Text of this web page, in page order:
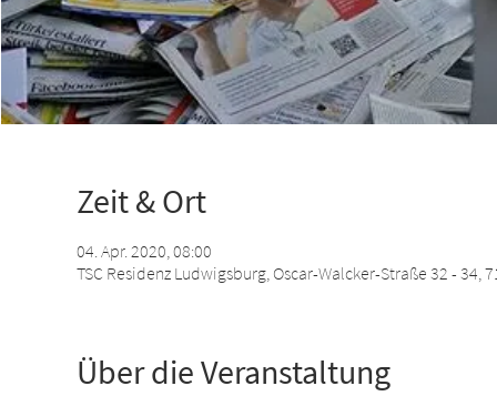
Zeit & Ort
04. Apr. 2020, 08:00
TSC Residenz Ludwigsburg, Oscar-Walcker-Straße 32 - 34,
Über die Veranstaltung